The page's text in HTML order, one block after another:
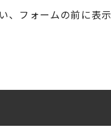
フォームの前に表